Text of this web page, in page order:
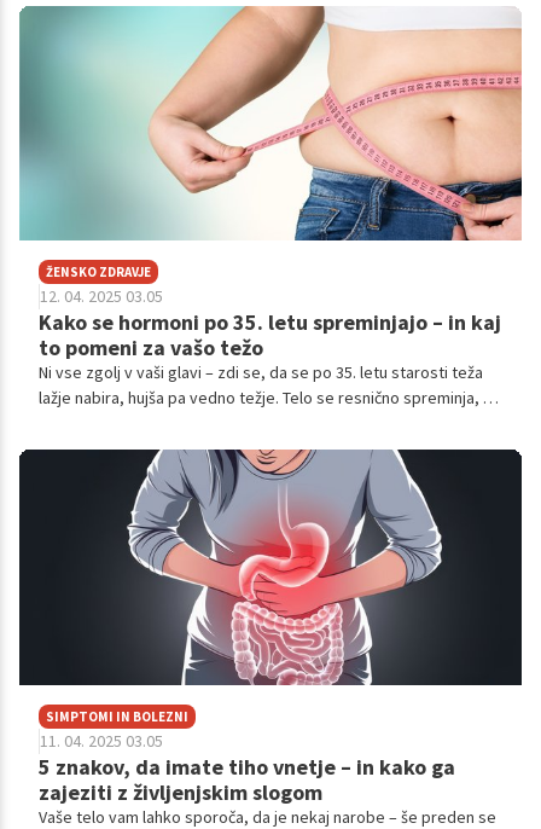
noči zapored, gre lahko za nekaj več kot običajno nespečnost.
ŽENSKO ZDRAVJE
12. 04. 2025 03.05
Kako se hormoni po 35. letu spreminjajo – in kaj
to pomeni za vašo težo
Ni vse zgolj v vaši glavi – zdi se, da se po 35. letu starosti teža
lažje nabira, hujša pa vedno težje. Telo se resnično spreminja, še
SIMPTOMI IN BOLEZNI
11. 04. 2025 03.05
5 znakov, da imate tiho vnetje – in kako ga
zajeziti z življenjskim slogom
Vaše telo vam lahko sporoča, da je nekaj narobe – še preden se